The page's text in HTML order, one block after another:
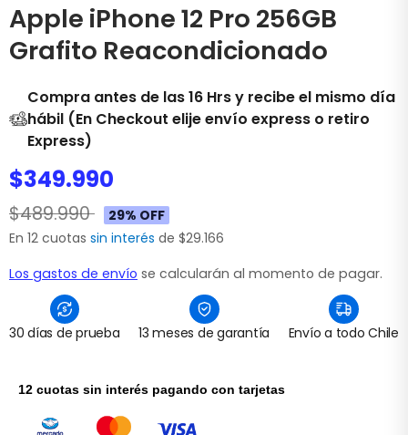
Apple iPhone 12 Pro 256GB
Grafito Reacondicionado
Compra antes de las 16 Hrs y recibe el mismo día
hábil (En Checkout elije envío express o retiro
Express)
$349.990
$489.990
29% OFF
En 12 cuotas sin interés de $29.166
Los gastos de envío se calcularán al momento de pagar.
30 días de prueba 13 meses de garantía Envío a todo Chile
12 cuotas sin interés pagando con tarjetas